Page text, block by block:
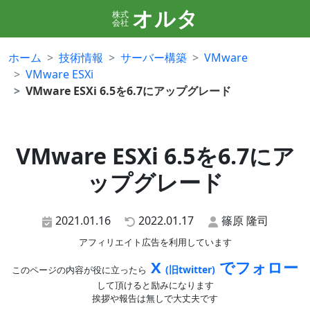
株式
会社 オルタ
ホーム 技術情報 サーバー構築
VMware
VMware ESXi
VMware ESXi 6.5を6.7にアップグレード
VMware ESXi 6.5を6.7にア
ップグレード
2021.01.16 2022.01.17 篠原 隆司
アフィリエイト広告を利用しています
このページの内容が役に立ったら X (旧twitter) でフォロー
して頂けると励みになります
挨拶や報告は無しで大丈夫です